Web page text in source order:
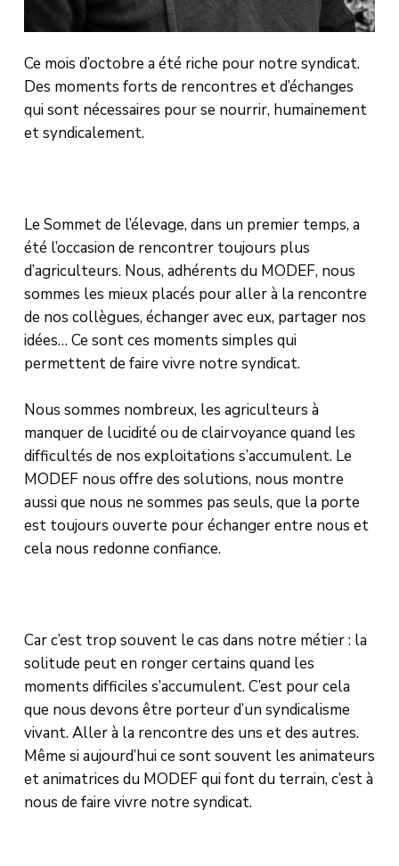
Ce mois d’octobre a été riche pour notre syndicat.
Des moments forts de rencontres et d’échanges
qui sont nécessaires pour se nourrir, humainement
et syndicalement.
Le Sommet de l’élevage, dans un premier temps, a
été l’occasion de rencontrer toujours plus
d’agriculteurs. Nous, adhérents du MODEF, nous
sommes les mieux placés pour aller à la rencontre
de nos collègues, échanger avec eux, partager nos
idées… Ce sont ces moments simples qui
permettent de faire vivre notre syndicat.
Nous sommes nombreux, les agriculteurs à
manquer de lucidité ou de clairvoyance quand les
difficultés de nos exploitations s’accumulent. Le
MODEF nous offre des solutions, nous montre
aussi que nous ne sommes pas seuls, que la porte
est toujours ouverte pour échanger entre nous et
cela nous redonne confiance.
Car c’est trop souvent le cas dans notre métier : la
solitude peut en ronger certains quand les
moments difficiles s’accumulent. C’est pour cela
que nous devons être porteur d’un syndicalisme
vivant. Aller à la rencontre des uns et des autres.
Même si aujourd’hui ce sont souvent les animateurs
et animatrices du MODEF qui font du terrain, c’est à
nous de faire vivre notre syndicat.